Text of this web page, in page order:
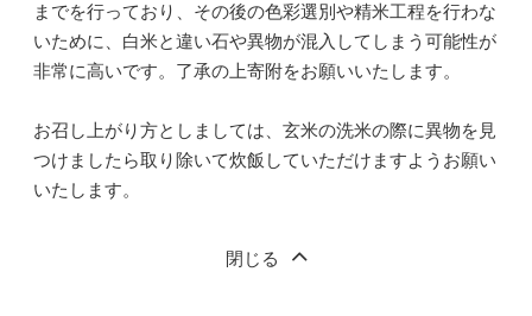
までを行っており、その後の色彩選別や精米工程を行わな
いために、白米と違い石や異物が混入してしまう可能性が
非常に高いです。了承の上寄附をお願いいたします。
お召し上がり方としましては、玄米の洗米の際に異物を見
つけましたら取り除いて炊飯していただけますようお願い
いたします。
閉じる